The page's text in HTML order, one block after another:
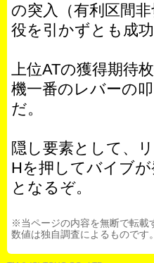
の突入（有利区間
役を引かずとも成
上位ATの獲得期待
機一番のレバーの
だ。
隠し要素として、
Hを押してバイブ
となるぞ。
※当ページの内容を無断で転載
数値は独自調査によるものです。